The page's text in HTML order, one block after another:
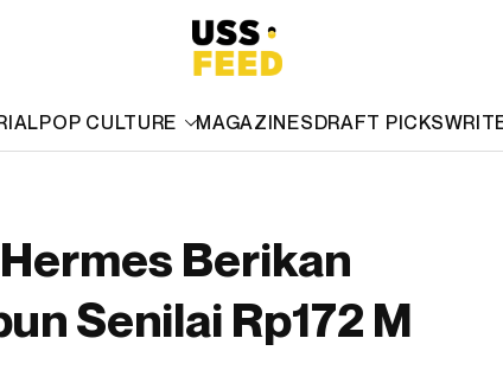
POP CULTURE MAGAZINESDRAFT PICKS
Berikan
Senilai Rp172 M